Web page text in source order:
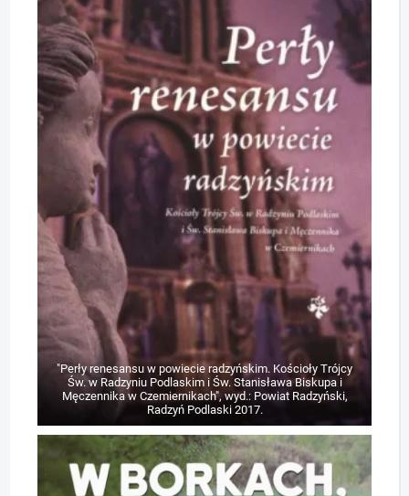
"Perły renesansu w powiecie radzyńskim. Kościoły Trójcy
Św. w Radzyniu Podlaskim i Św. Stanisława Biskupa i
Męczennika w Czemiernikach", wyd.: Powiat Radzyński,
Radzyń Podlaski 2017.